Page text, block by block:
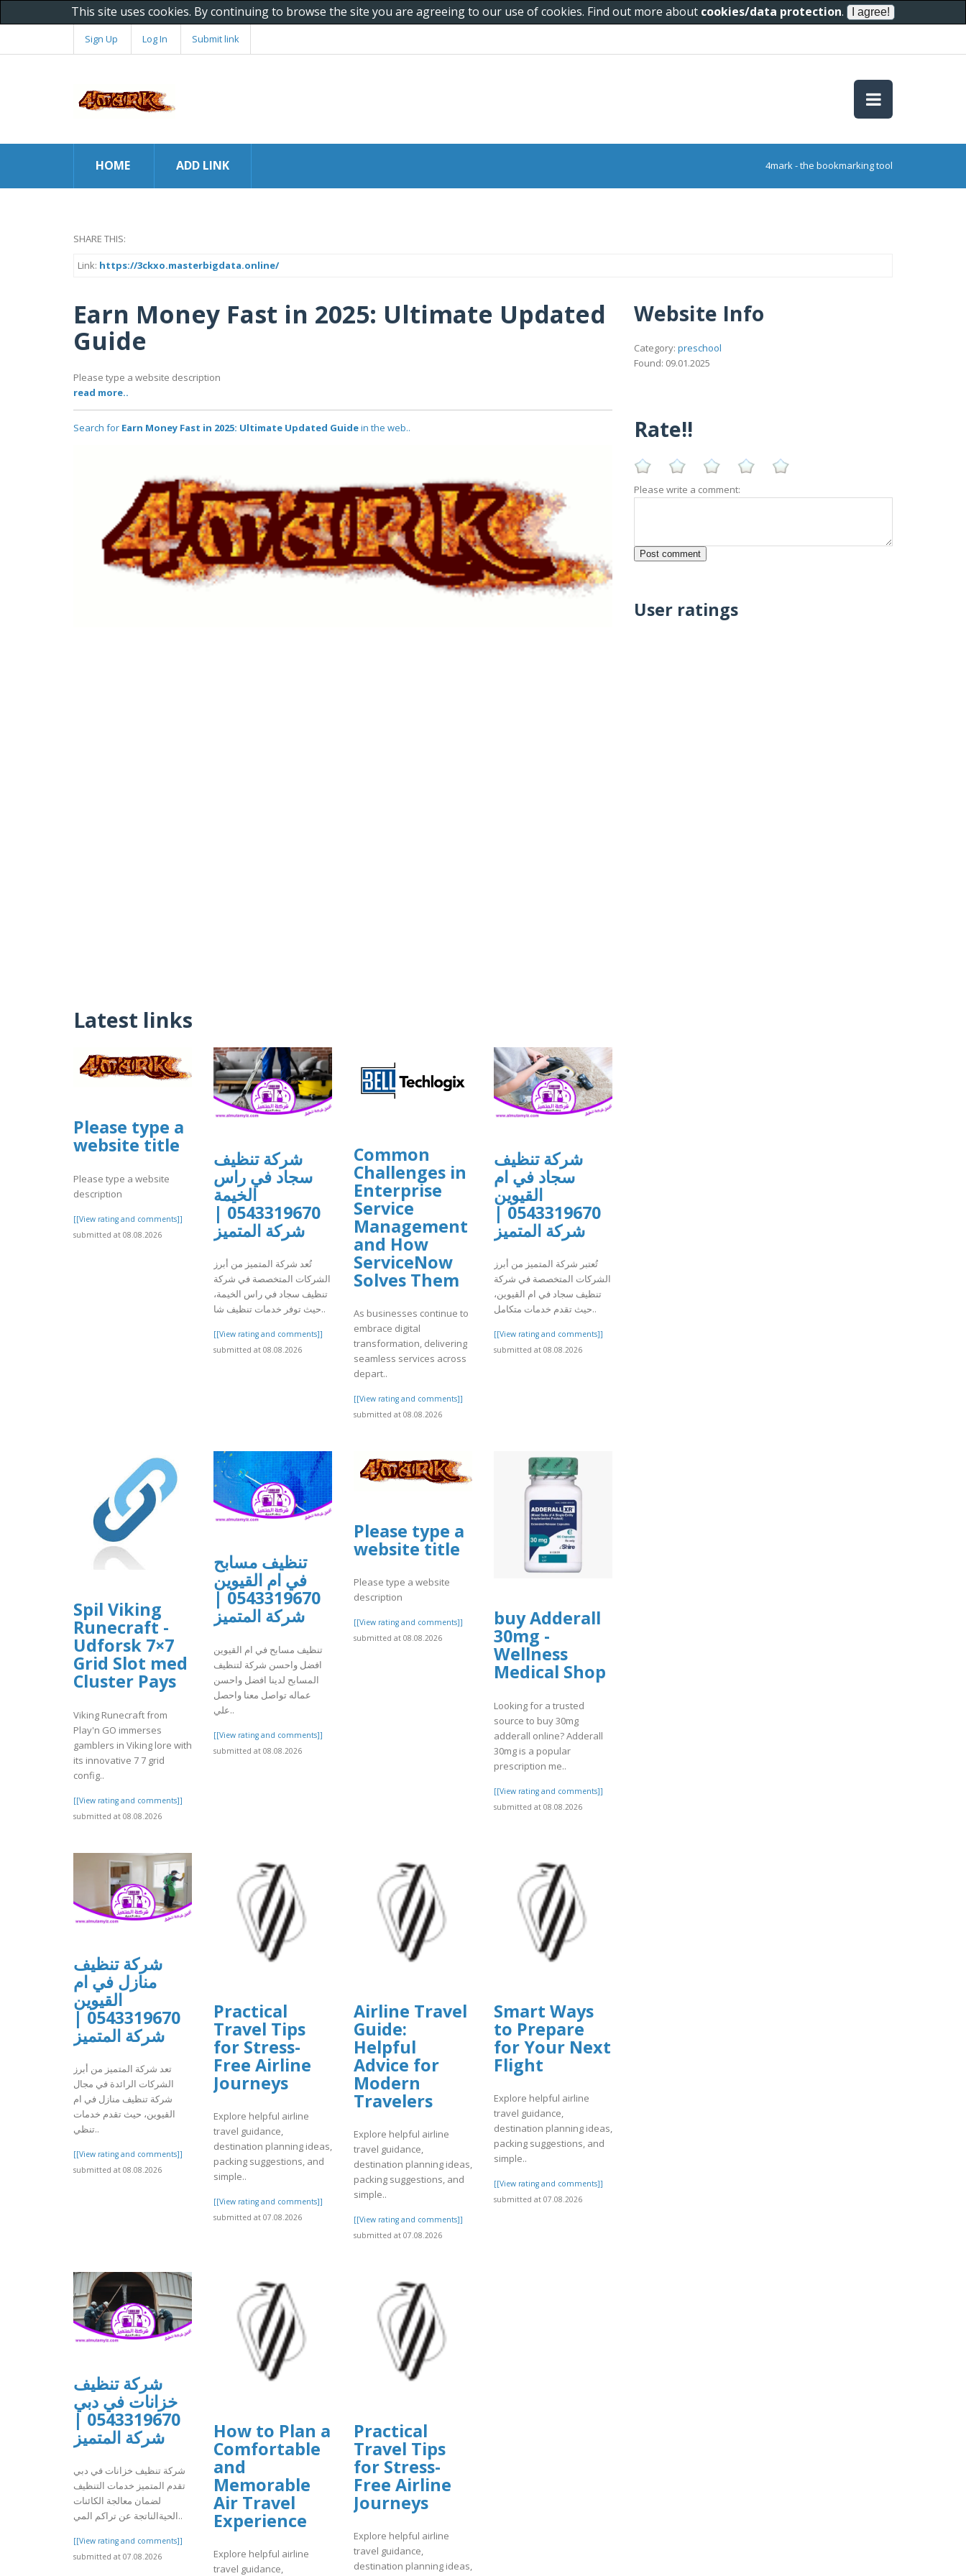
This site uses cookies. By continuing to browse the site you are agreeing to our use of cookies. Find out more about cookies/data protection.
Sign Up Log In Submit link
HOME ADD LINK 4mark - the bookmarking tool
SHARE THIS:
Link: https://3ckxo.masterbigdata.online/
Earn Money Fast in 2025: Ultimate Updated
Guide
Please type a website description
read more..
Search for Earn Money Fast in 2025: Ultimate Updated Guidein the web..
Latest links
Please type a
website title
Please type a website
description
[[View rating and comments]]
submitted at 08.08.2026
شركة تنظيف
سجاد في راس
الخيمة
0543319670 |
شركة المتميز
تُعد شركة المتميز من أبرز
الشركات المتخصصة في شركة
تنظيف سجاد في راس الخيمة،
حيث توفر خدمات تنظيف شا..
[[View rating and comments]]
submitted at 08.08.2026
Common
Challenges in
Enterprise
Service
Management
and How
ServiceNow
Solves Them
As businesses continue to
embrace digital
transformation, delivering
seamless services across
depart..
[[View rating and comments]]
submitted at 08.08.2026
شركة تنظيف
سجاد في ام
القيوين
0543319670 |
شركة المتميز
تُعتبر شركة المتميز من أبرز
الشركات المتخصصة في شركة
تنظيف سجاد في ام القيوين،
حيث تقدم خدمات متكامل..
[[View rating and comments]]
submitted at 08.08.2026
Spil Viking
Runecraft -
Udforsk 7×7
Grid Slot med
Cluster Pays
Viking Runecraft from
Play'n GO immerses
gamblers in Viking lore with
its innovative 7 7 grid
config..
[[View rating and comments]]
submitted at 08.08.2026
تنظيف مسابح
في ام القيوين
0543319670 |
شركة المتميز
تنظيف مسابح في ام القيوين
افضل واحسن شركة لتنظيف
المسابح لدينا افضل واحسن
عماله تواصل معنا واحصل
علي..
[[View rating and comments]]
submitted at 08.08.2026
Please type a
website title
Please type a website
description
[[View rating and comments]]
submitted at 08.08.2026
buy Adderall
30mg -
Wellness
Medical Shop
Looking for a trusted
source to buy 30mg
adderall online? Adderall
30mg is a popular
prescription me..
[[View rating and comments]]
submitted at 08.08.2026
شركة تنظيف
منازل في ام
القيوين
0543319670 |
شركة المتميز
تعد شركة المتميز من أبرز
الشركات الرائدة في مجال
شركة تنظيف منازل في ام
القيوين، حيث تقدم خدمات
تنظي..
[[View rating and comments]]
submitted at 08.08.2026
Practical
Travel Tips
for Stress-
Free Airline
Journeys
Explore helpful airline
travel guidance,
destination planning ideas,
packing suggestions, and
simple..
[[View rating and comments]]
submitted at 07.08.2026
Airline Travel
Guide:
Helpful
Advice for
Modern
Travelers
Explore helpful airline
travel guidance,
destination planning ideas,
packing suggestions, and
simple..
[[View rating and comments]]
submitted at 07.08.2026
Smart Ways
to Prepare
for Your Next
Flight
Explore helpful airline
travel guidance,
destination planning ideas,
packing suggestions, and
simple..
[[View rating and comments]]
submitted at 07.08.2026
شركة تنظيف
خزانات في دبي
0543319670 |
شركة المتميز
شركة تنظيف خزانات في دبي
تقدم المتميز خدمات التنظيف
لضمان معالجة الكائنات
الحيةالناتجة عن تراكم المي..
[[View rating and comments]]
submitted at 07.08.2026
How to Plan a
Comfortable
and
Memorable
Air Travel
Experience
Explore helpful airline
travel guidance,
Practical
Travel Tips
for Stress-
Free Airline
Journeys
Explore helpful airline
travel guidance,
destination planning ideas,
Website Info
Category: preschool
Found: 09.01.2025
Rate!!
Please write a comment:
User ratings